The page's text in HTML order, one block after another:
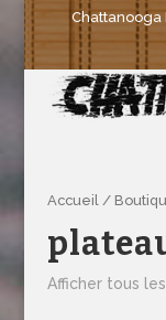
Chattanooga
Accueil/
Afficher tous